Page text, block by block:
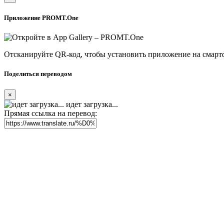
Приложение PROMT.One
Отсканируйте QR-код, чтобы установить приложение на
Поделиться переводом
×
идет загрузка...
Прямая ссылка на перевод: